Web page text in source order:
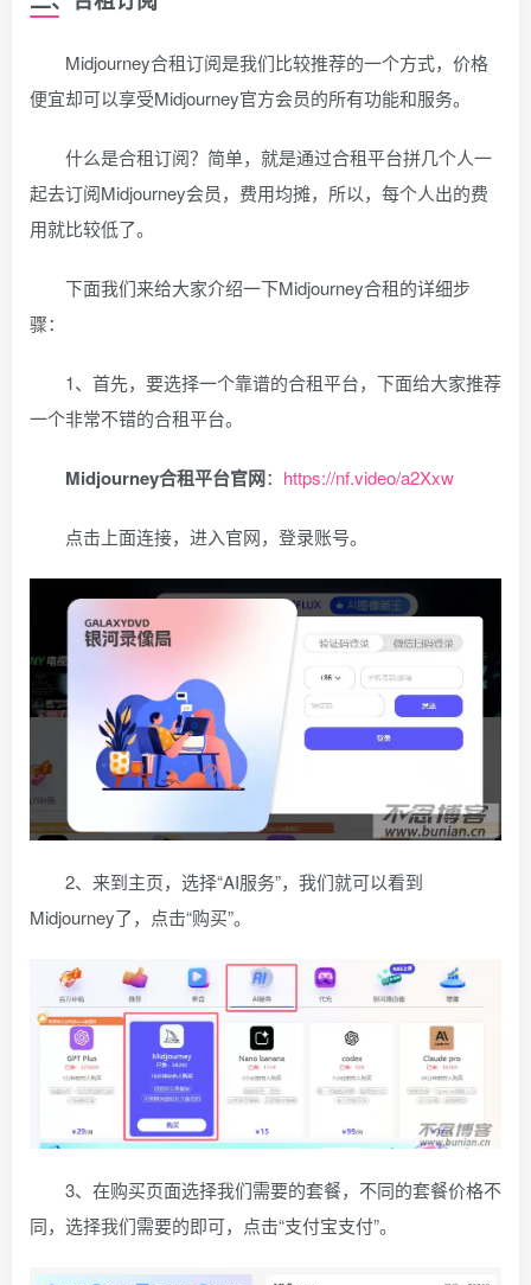
Midjourney合租订阅是我们比较推荐的一个方式，价格
便宜却可以享受Midjourney官方会员的所有功能和服务。
什么是合租订阅？简单，就是通过合租平台拼几个人一
起去订阅Midjourney会员，费用均摊，所以，每个人出的费
用就比较低了。
下面我们来给大家介绍一下Midjourney合租的详细步
骤：
1、首先，要选择一个靠谱的合租平台，下面给大家推荐
一个非常不错的合租平台。
Midjourney合租平台官网： https://nf.video/a2Xxw
点击上面连接，进入官网，登录账号。
2、来到主页，选择“AI服务”，我们就可以看到
Midjourney了，点击“购买”。
3、在购买页面选择我们需要的套餐，不同的套餐价格不
同，选择我们需要的即可，点击“支付宝支付”。